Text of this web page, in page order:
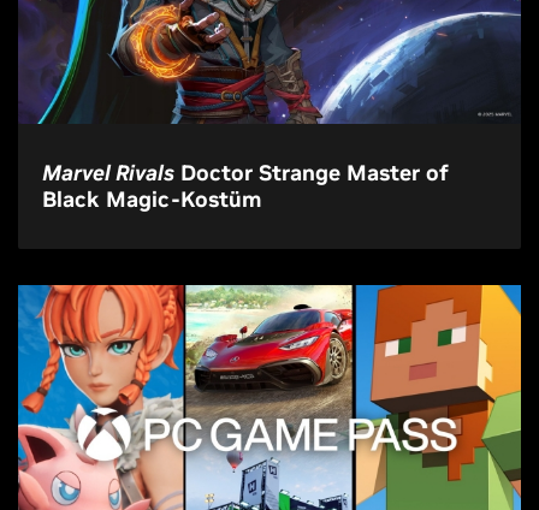
Marvel Rivals Doctor Strange Master of
Black Magic-Kostüm